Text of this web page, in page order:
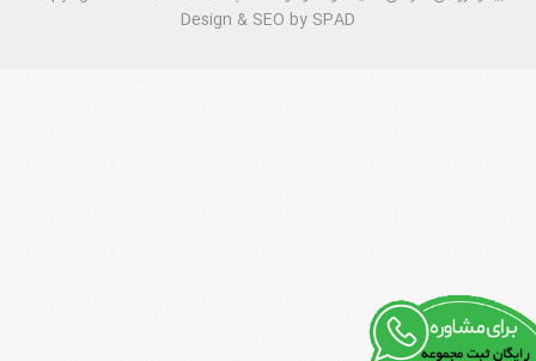
Design & SEO by SPAD